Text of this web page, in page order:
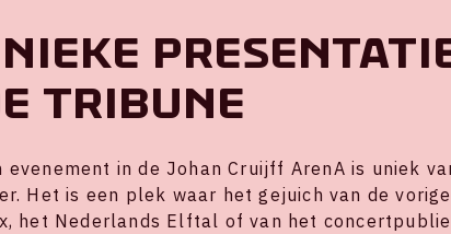
tribune
evenement in de Johan Cruijff ArenA is uniek
Het is een plek waar het gejuich van de
het Nederlands Elftal of van het